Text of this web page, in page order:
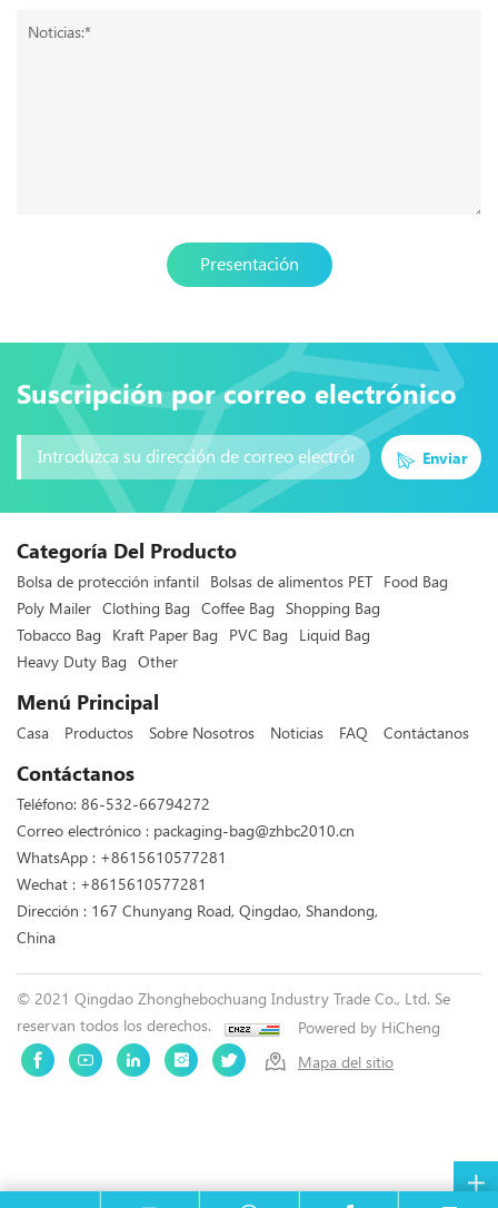
Presentación
Suscripción por correo electrónico
Enviar
Categoría Del Producto
Bolsa de protección infantil Bolsas de alimentos PET
Food Bag
Poly Mailer
Clothing Bag Coffee Bag
Shopping Bag
Tobacco Bag
Kraft Paper Bag PVC Bag
Liquid Bag
Heavy Duty Bag
Other
Menú Principal
Casa Productos Sobre Nosotros Noticias FAQ Contáctanos
Contáctanos
Teléfono: 86-532-66794272
Correo electrónico : packaging-bag@zhbc2010.cn
WhatsApp : +8615610577281
Wechat : +8615610577281
Dirección : 167 Chunyang Road, Qingdao, Shandong,
China
© 2021 Qingdao Zhonghebochuang Industry Trade Co., Ltd. Se
reservan todos los derechos.
Powered by HiCheng
Mapa del sitio